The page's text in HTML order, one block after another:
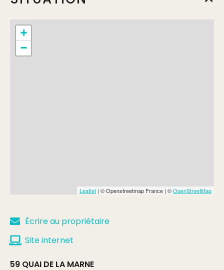
+
−
Leaflet | © Openstreetmap France | ©OpenStreetMap
Écrire au propriétaire
Site internet
59 QUAI DE LA MARNE